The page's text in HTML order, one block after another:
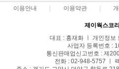
이용안내 이용약관
제이웍스코
대표 : 홍재화 ㅣ 개인정보
사업자 등록번호 :
통신판매업신고번호 : 제
전화 : 02-948-5757 ㅣ